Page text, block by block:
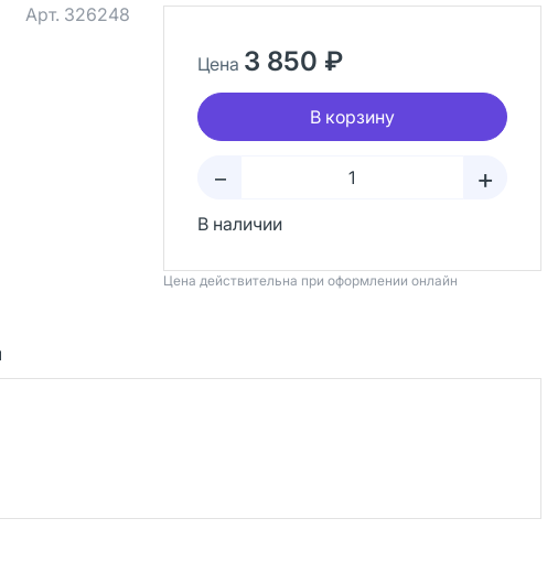
Арт. 326248
Цена 3 850 ₽
В корзину
– +
В наличии
Цена действительна при оформлении онлайн